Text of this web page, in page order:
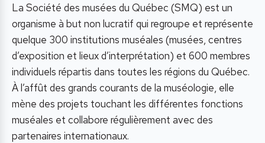
La Société des musées du Québec (SMQ) est un
organisme à but non lucratif qui regroupe et représente
quelque 300 institutions muséales (musées, centres
d’exposition et lieux d’interprétation) et 600 membres
individuels répartis dans toutes les régions du Québec.
À l’affût des grands courants de la muséologie, elle
mène des projets touchant les différentes fonctions
muséales et collabore régulièrement avec des
partenaires internationaux.